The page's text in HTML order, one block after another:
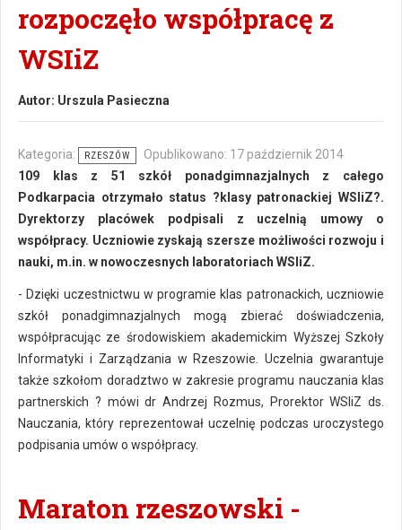
rozpoczęło współpracę z
WSIiZ
Autor: Urszula Pasieczna
Kategoria: RZESZÓW
Opublikowano: 17 październik 2014
109 klas z 51 szkół ponadgimnazjalnych z całego
Podkarpacia otrzymało status ?klasy patronackiej WSIiZ?.
Dyrektorzy placówek podpisali z uczelnią umowy o
współpracy. Uczniowie zyskają szersze możliwości rozwoju i
nauki, m.in. w nowoczesnych laboratoriach WSIiZ.
- Dzięki uczestnictwu w programie klas patronackich, uczniowie
szkół ponadgimnazjalnych mogą zbierać doświadczenia,
współpracując ze środowiskiem akademickim Wyższej Szkoły
Informatyki i Zarządzania w Rzeszowie. Uczelnia gwarantuje
także szkołom doradztwo w zakresie programu nauczania klas
partnerskich ? mówi dr Andrzej Rozmus, Prorektor WSIiZ ds.
Nauczania, który reprezentował uczelnię podczas uroczystego
podpisania umów o współpracy.
Maraton rzeszowski -